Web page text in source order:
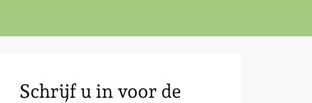
Schrijf u in voor de